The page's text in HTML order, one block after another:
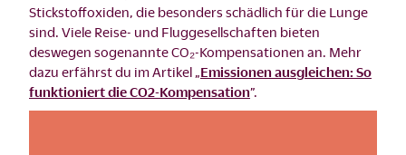
Stickstoffoxiden, die besonders schädlich für die Lunge
sind. Viele Reise- und Fluggesellschaften bieten
deswegen sogenannte CO₂-Kompensationen an. Mehr
dazu erfährst du im Artikel „ Emissionen ausgleichen: So
funktioniert die CO2-Kompensation”.